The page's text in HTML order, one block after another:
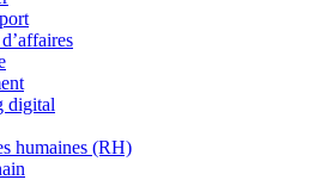
digital
humaines (RH)